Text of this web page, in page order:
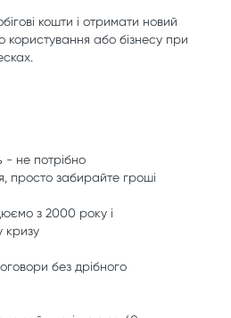
кошти і отримати новий
користування або бізнесу при
- не потрібно
просто забирайте гроші
з 2000 року і
кризу
без дрібного